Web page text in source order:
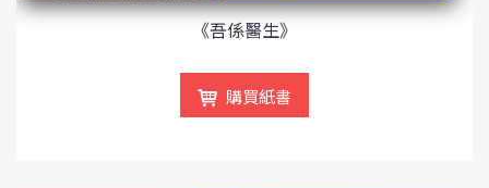
《吾係醫生》
購買紙書